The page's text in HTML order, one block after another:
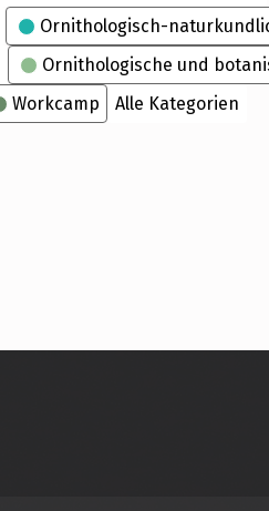
Ornithologisch-
Ornithologische und
Workcamp
Alle Kategorien